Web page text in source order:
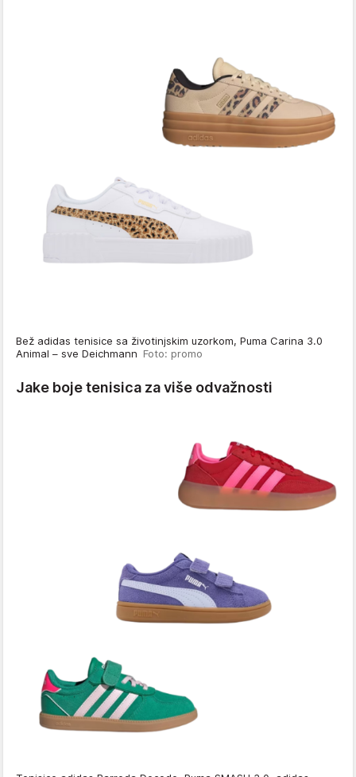
Bež adidas tenisice sa životinjskim uzorkom, Puma Carina 3.0
Animal – sve Deichmann Foto: promo
Jake boje tenisica za više odvažnosti